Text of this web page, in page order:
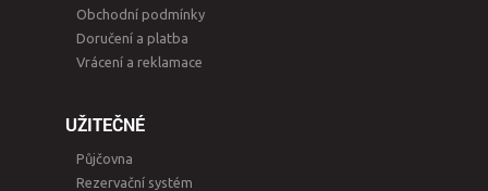
Obchodní podmínky
Doručení a platba
Vrácení a reklamace
UŽITEČNÉ
Půjčovna
Rezervační systém